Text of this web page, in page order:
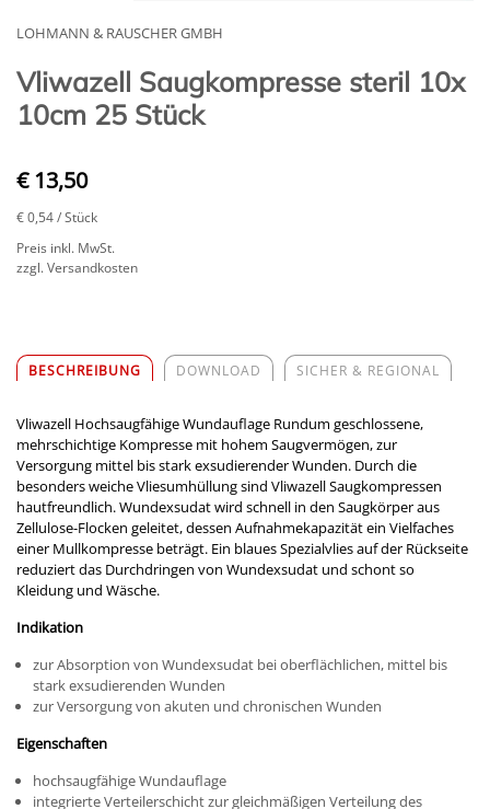
LOHMANN & RAUSCHER GMBH
Vliwazell Saugkompresse steril 10x
10cm 25 Stück
€ 13,50
€ 0,54/ Stück
Preis inkl. MwSt.
zzgl. Versandkosten
BESCHREIBUNG DOWNLOAD SICHER & REGIONAL
Vliwazell Hochsaugfähige Wundauflage Rundum geschlossene,
mehrschichtige Kompresse mit hohem Saugvermögen, zur
Versorgung mittel bis stark exsudierender Wunden. Durch die
besonders weiche Vliesumhüllung sind Vliwazell Saugkompressen
hautfreundlich. Wundexsudat wird schnell in den Saugkörper aus
Zellulose-Flocken geleitet, dessen Aufnahmekapazität ein Vielfaches
einer Mullkompresse beträgt. Ein blaues Spezialvlies auf der Rückseite
reduziert das Durchdringen von Wundexsudat und schont so
Kleidung und Wäsche.
Indikation
zur Absorption von Wundexsudat bei oberflächlichen, mittel bis
stark exsudierenden Wunden
zur Versorgung von akuten und chronischen Wunden
Eigenschaften
hochsaugfähige Wundauflage
integrierte Verteilerschicht zur gleichmäßigen Verteilung des